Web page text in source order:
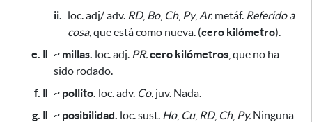
ii. loc. adj/ adv. RD, Bo, Ch, Py, Ar. metáf. Referido a
cosa, que está como nueva. (cero kilómetro).
e. ǁ ~ millas. loc. adj. PR.cero kilómetros , que no ha
sido rodado.
f. ǁ ~ pollito. loc. adv. Co. juv. Nada.
g. ǁ ~ posibilidad. loc. sust. Ho, Cu, RD, Ch, Py. Ninguna